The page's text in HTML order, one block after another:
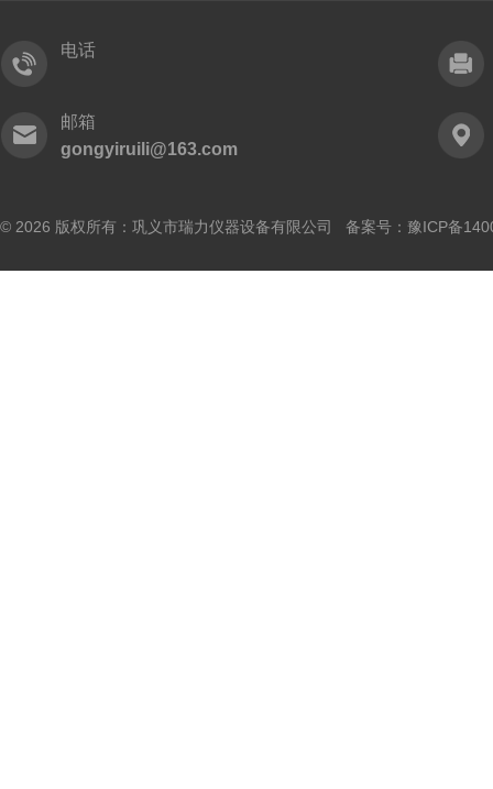
电话
邮箱
gongyiruili@163.com
© 2026 版权所有：巩义市瑞力仪器设备有限公司 备案号： 豫ICP备